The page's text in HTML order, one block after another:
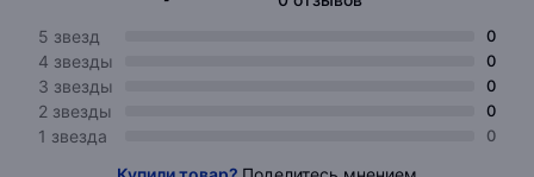
5 звезд
0
4 звезды 0
3 звезды 0
2 звезды 0
1 звезда 0